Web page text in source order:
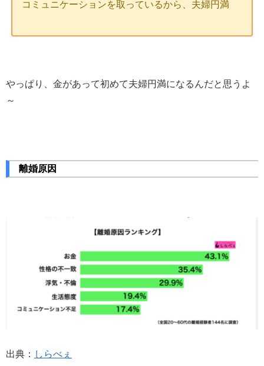
コミュニケーションを取っているから、夫婦円満
やっぱり、金があって初めて夫婦円満になるんだと思うよ
～
離婚原因
出典： しらべぇ